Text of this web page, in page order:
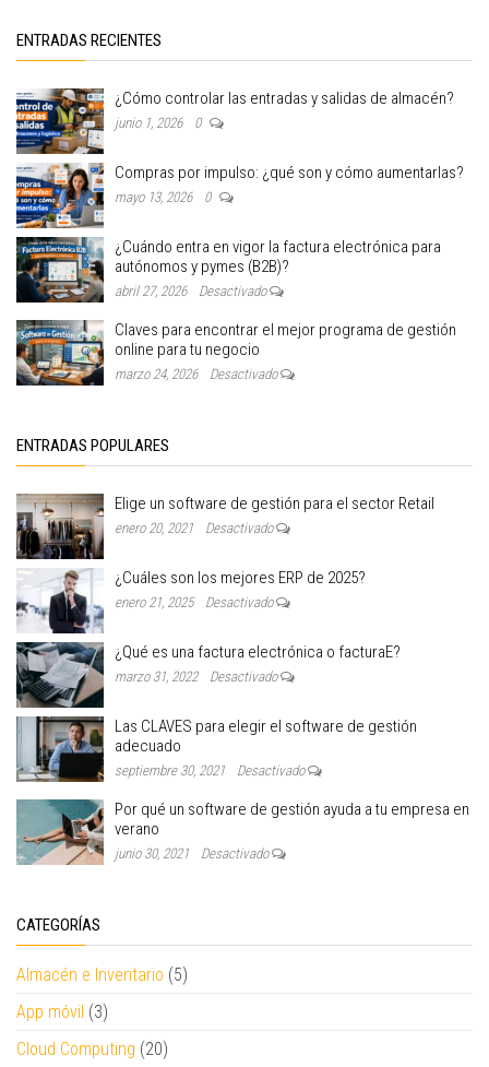
ENTRADAS RECIENTES
¿Cómo controlar las entradas y salidas de almacén?
junio 1, 2026 0
Compras por impulso: ¿qué son y cómo aumentarlas?
mayo 13, 2026 0
¿Cuándo entra en vigor la factura electrónica para
autónomos y pymes (B2B)?
abril 27, 2026 Desactivado
Claves para encontrar el mejor programa de gestión
online para tu negocio
marzo 24, 2026 Desactivado
ENTRADAS POPULARES
Elige un software de gestión para el sector Retail
enero 20, 2021 Desactivado
¿Cuáles son los mejores ERP de 2025?
enero 21, 2025 Desactivado
¿Qué es una factura electrónica o facturaE?
marzo 31, 2022 Desactivado
Las CLAVES para elegir el software de gestión
adecuado
septiembre 30, 2021 Desactivado
Por qué un software de gestión ayuda a tu empresa en
verano
junio 30, 2021 Desactivado
CATEGORÍAS
Almacén e Inventario (5)
App móvil (3)
Cloud Computing (20)